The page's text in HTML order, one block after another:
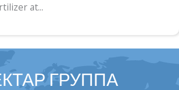
at...
ГРУППА